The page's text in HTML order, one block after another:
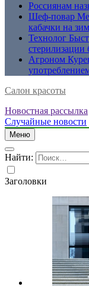
Россиянам
Шеф-повар
кабачки на
Технолог
стерилизации
Агроном
Салон красоты
Новостная рассылка
Случайные новости
Меню
Найти:
Заголовки